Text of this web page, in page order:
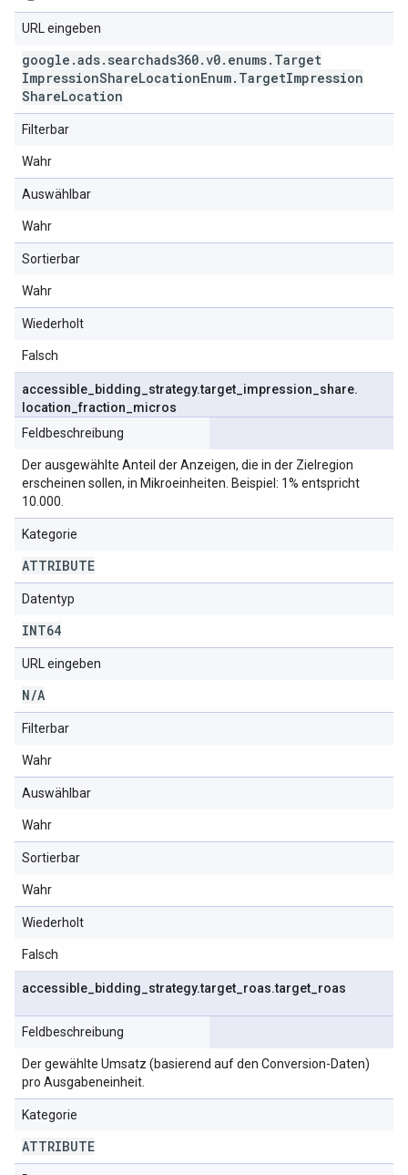
URL eingeben
google .ads. searchads360.v0. enums. Target
ImpressionShareLocationEnum. TargetImpression
ShareLocation
Filterbar
Wahr
Auswählbar
Wahr
Sortierbar
Wahr
Wiederholt
Falsch
accessible bidding strategy.target impression share.
location _fraction
micros
Feldbeschreibung
Der ausgewählte Anteil der Anzeigen, die in der Zielregion
erscheinen sollen, in Mikroeinheiten. Beispiel: 1% entspricht
10.000.
Kategorie
ATTRIBUTE
Datentyp
INT64
URL eingeben
N/A
Filterbar
Wahr
Auswählbar
Wahr
Sortierbar
Wahr
Wiederholt
Falsch
accessible bidding strategy.target roas.target roas
Feldbeschreibung
Der gewählte Umsatz (basierend auf den Conversion-Daten)
pro Ausgabeneinheit.
Kategorie
ATTRIBUTE